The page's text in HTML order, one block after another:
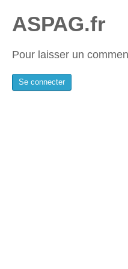
ASPAG.fr
Pour laisser un
Se connecter